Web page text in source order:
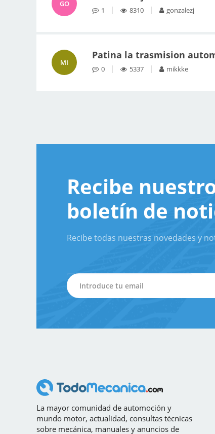
GO
1 8310 gonzalezj
MI
Patina la trasmision
0 5337 mikkke
Recibe
boletín de
Recibe todas nuestras novedades y
La mayor comunidad de automoción y
mundo motor, actualidad, consultas técnicas
sobre mecánica, manuales y anuncios de